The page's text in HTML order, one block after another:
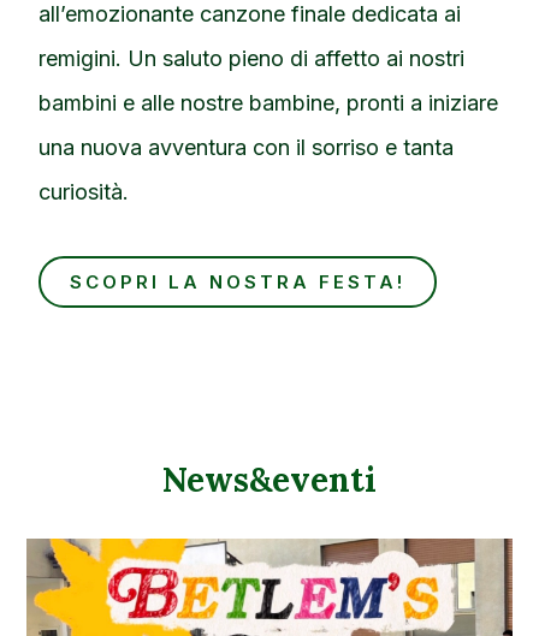
all’emozionante canzone finale dedicata ai
remigini. Un saluto pieno di affetto ai nostri
bambini e alle nostre bambine, pronti a iniziare
una nuova avventura con il sorriso e tanta
curiosità.
SCOPRI LA NOSTRA FESTA!
News&eventi